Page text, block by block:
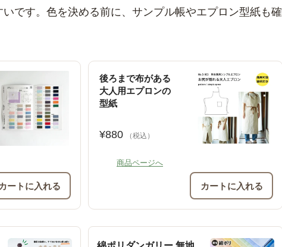
です。色を決める前に、サンプル帳やエプロン型紙も確
カートに入れる
後ろまで布がある
大人用エプロンの
型紙
¥880 （税込）
カートに入れる
商品ページへ